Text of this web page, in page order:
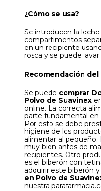
¿Cómo se usa?
Se introducen la
compartimentos
en un recipiente
rosca y se puede lavar
Recomendación
Se puede comprar
Polvo de Suavinex
online. La correcta
parte fundamental en
Por esto se debe
higiene de los
alimentar al pequeño.
muy bien antes de
recipientes. Otro
es el biberón con
adquirir este biberón y
en Polvo de
nuestra